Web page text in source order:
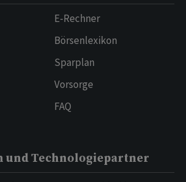
E-Rechner
Börsenlexikon
Sparplan
Vorsorge
FAQ
und Technologiepartner